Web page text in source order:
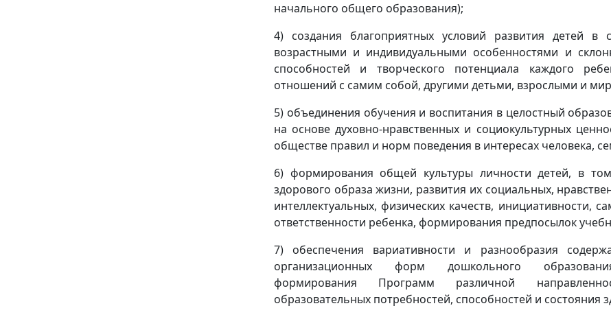
начального общего образования);
4) создания благоприятных условий развития детей в
возрастными и индивидуальными особенностями и
способностей и творческого потенциала каждого
отношений с самим собой, другими детьми, взрослыми и
5) объединения обучения и воспитания в целостный
на основе духовно-нравственных и социокультурных
обществе правил и норм поведения в интересах человека,
6) формирования общей культуры личности детей, в
здорового образа жизни, развития их социальных,
интеллектуальных, физических качеств, инициативности,
ответственности ребенка, формирования предпосылок
7) обеспечения вариативности и разнообразия
организационных форм дошкольного
формирования Программ различной
образовательных потребностей, способностей и состояния